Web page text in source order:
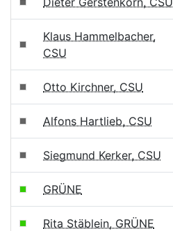
Klaus Hammelbacher,
CSU
Otto Kirchner, CSU
Alfons Hartlieb, CSU
Siegmund Kerker, CSU
GRÜNE
Rita Stäblein, GRÜNE